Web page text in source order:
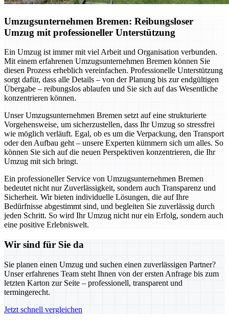
Umzugsunternehmen Bremen: Reibungsloser
Umzug mit professioneller Unterstützung
Ein Umzug ist immer mit viel Arbeit und Organisation verbunden.
Mit einem erfahrenen Umzugsunternehmen Bremen können Sie
diesen Prozess erheblich vereinfachen. Professionelle Unterstützung
sorgt dafür, dass alle Details – von der Planung bis zur endgültigen
Übergabe – reibungslos ablaufen und Sie sich auf das Wesentliche
konzentrieren können.
Unser Umzugsunternehmen Bremen setzt auf eine strukturierte
Vorgehensweise, um sicherzustellen, dass Ihr Umzug so stressfrei
wie möglich verläuft. Egal, ob es um die Verpackung, den Transport
oder den Aufbau geht – unsere Experten kümmern sich um alles. So
können Sie sich auf die neuen Perspektiven konzentrieren, die Ihr
Umzug mit sich bringt.
Ein professioneller Service von Umzugsunternehmen Bremen
bedeutet nicht nur Zuverlässigkeit, sondern auch Transparenz und
Sicherheit. Wir bieten individuelle Lösungen, die auf Ihre
Bedürfnisse abgestimmt sind, und begleiten Sie zuverlässig durch
jeden Schritt. So wird Ihr Umzug nicht nur ein Erfolg, sondern auch
eine positive Erlebniswelt.
Wir sind für Sie da
Sie planen einen Umzug und suchen einen zuverlässigen Partner?
Unser erfahrenes Team steht Ihnen von der ersten Anfrage bis zum
letzten Karton zur Seite – professionell, transparent und
termingerecht.
Jetzt schnell vergleichen